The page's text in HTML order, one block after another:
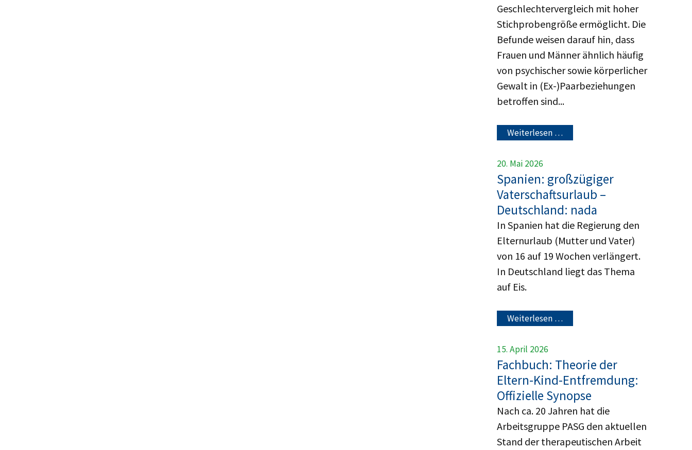
Geschlechtervergleich mit hoher
Stichprobengröße ermöglicht. Die
Befunde weisen darauf hin, dass
Frauen und Männer ähnlich häufig
von psychischer sowie körperlicher
Gewalt in (Ex-)Paarbeziehungen
betroffen sind...
Weiterlesen …
20. Mai 2026
Spanien: großzügiger
Vaterschaftsurlaub –
Deutschland: nada
In Spanien hat die Regierung den
Elternurlaub (Mutter und Vater)
von 16 auf 19 Wochen verlängert.
In Deutschland liegt das Thema
auf Eis.
Weiterlesen …
15. April 2026
Fachbuch: Theorie der
Eltern-Kind-Entfremdung:
Offizielle Synopse
Nach ca. 20 Jahren hat die
Arbeitsgruppe PASG den aktuellen
Stand der therapeutischen Arbeit